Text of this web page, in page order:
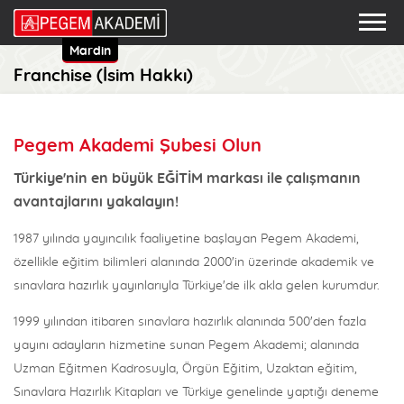
Mardin
Franchise (İsim Hakkı)
Pegem Akademi Şubesi Olun
Türkiye'nin en büyük EĞİTİM markası ile çalışmanın
avantajlarını yakalayın!
1987 yılında yayıncılık faaliyetine başlayan Pegem Akademi,
özellikle eğitim bilimleri alanında 2000'in üzerinde akademik ve
sınavlara hazırlık yayınlarıyla Türkiye'de ilk akla gelen kurumdur.
1999 yılından itibaren sınavlara hazırlık alanında 500'den fazla
yayını adayların hizmetine sunan Pegem Akademi; alanında
Uzman Eğitmen Kadrosuyla, Örgün Eğitim, Uzaktan eğitim,
Sınavlara Hazırlık Kitapları ve Türkiye genelinde yaptığı deneme